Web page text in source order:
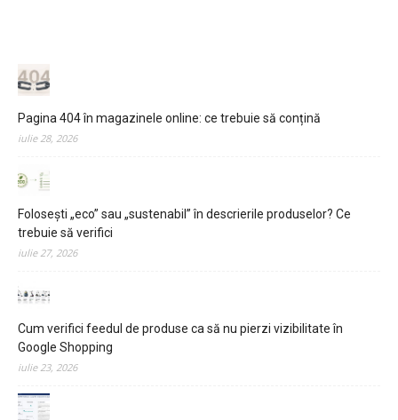
Pagina 404 în magazinele online: ce trebuie să conțină
iulie 28, 2026
Folosești „eco” sau „sustenabil” în descrierile produselor? Ce
trebuie să verifici
iulie 27, 2026
Cum verifici feedul de produse ca să nu pierzi vizibilitate în
Google Shopping
iulie 23, 2026